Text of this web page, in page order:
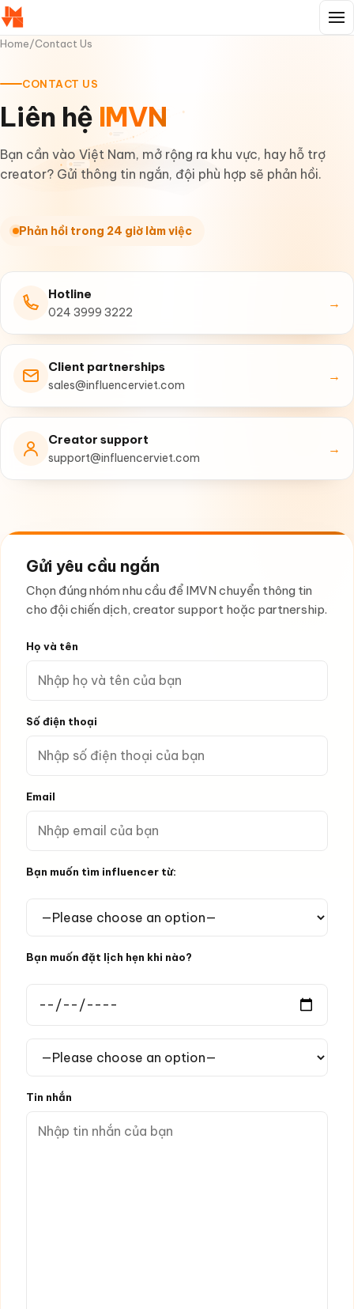
Home/Contact Us
CONTACT US
Liên hệ IMVN
Bạn cần vào Việt Nam, mở rộng ra khu vực, hay hỗ trợ
creator? Gửi thông tin ngắn, đội phù hợp sẽ phản hồi.
Phản hồi trong 24 giờ làm việc
Hotline
024 3999 3222
→
Client partnerships
sales@influencerviet.com
→
Creator support
support@influencerviet.com
→
Gửi yêu cầu ngắn
Chọn đúng nhóm nhu cầu để IMVN chuyển thông tin
cho đội chiến dịch, creator support hoặc partnership.
Họ và tên
Số điện thoại
Email
Bạn muốn tìm influencer từ:
Bạn muốn đặt lịch hẹn khi nào?
Tin nhắn